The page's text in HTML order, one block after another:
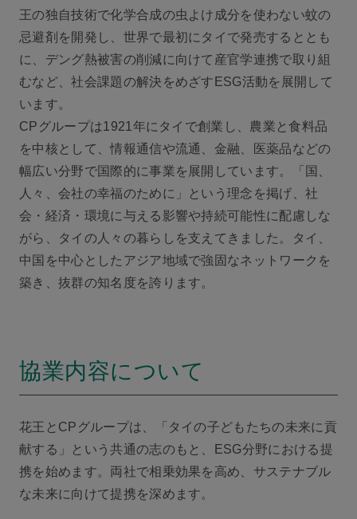
王の独自技術で化学合成の虫よけ成分を使わない蚊の
忌避剤を開発し、世界で最初にタイで発売するととも
に、デング熱被害の削減に向けて産官学連携で取り組
むなど、社会課題の解決をめざすESG活動を展開して
います。
CPグループは1921年にタイで創業し、農業と食料品
を中核として、情報通信や流通、金融、医薬品などの
幅広い分野で国際的に事業を展開しています。「国、
人々、会社の幸福のために」という理念を掲げ、社
会・経済・環境に与える影響や持続可能性に配慮しな
がら、タイの人々の暮らしを支えてきました。タイ、
中国を中心としたアジア地域で強固なネットワークを
築き、抜群の知名度を誇ります。
協業内容について
花王とCPグループは、「タイの子どもたちの未来に貢
献する」という共通の志のもと、ESG分野における提
携を始めます。両社で相乗効果を高め、サステナブル
な未来に向けて提携を深めます。